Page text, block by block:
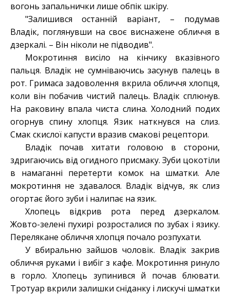
вогонь запальнички лише обпік шкіру.
"Залишився останній варіант, – подумав
Владік, поглянувши на своє виснажене обличчя в
дзеркалі. – Він ніколи не підводив".
Мокротиння висіло на кінчику вказівного
пальця. Владік не сумніваючись засунув палець в
рот. Гримаса задоволення вкрила обличчя хлопця,
коли він побачив чистий палець. Владік сплюнув.
На раковину впала чиста слина. Холодний подих
огорнув спину хлопця. Язик наткнувся на слиз.
Смак скислої капусти вразив смакові рецептори.
Владік почав хитати головою в сторони,
здригаючись від огидного присмаку. Зуби цокотіли
в намаганні перетерти комок на шматки. Але
мокротиння не здавалося. Владік відчув, як слиз
огортає його зуби і налипає на язик.
Хлопець відкрив рота перед дзеркалом.
Жовто-зелені пухирі розросталися по зубах і язику.
Перелякане обличчя хлопця почало розпухати.
У вбиральню зайшов чоловік. Владік закрив
обличчя руками і вибіг з кафе. Мокротиння ринуло
в горло. Хлопець зупинився й почав блювати.
Тротуар вкрили залишки сніданку і лискучі шматки